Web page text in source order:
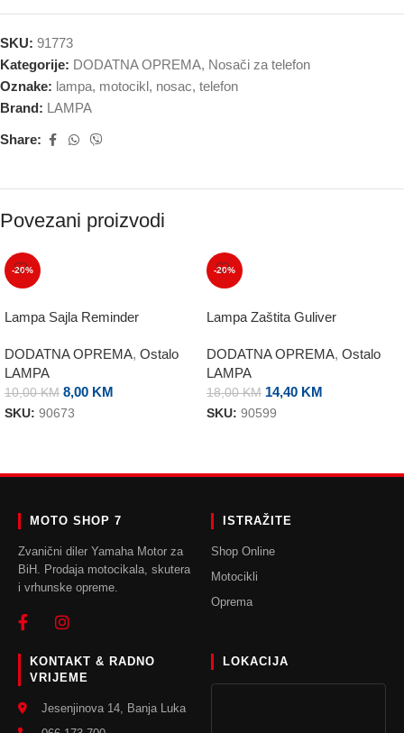
SKU: 91773
Kategorije: DODATNA OPREMA, Nosači za telefon
Oznake: lampa, motocikl, nosac, telefon
Brand: LAMPA
Share:
Povezani proizvodi
-20%
Lampa Sajla Reminder
DODATNA OPREMA, Ostalo
LAMPA
10,00KM 8,00 KM
SKU: 90673
-20%
Lampa Zaštita Guliver
DODATNA OPREMA, Ostalo
LAMPA
18,00KM 14,40 KM
SKU: 90599
MOTO SHOP 7
Zvanični diler Yamaha Motor za
BiH. Prodaja motocikala, skutera
i vrhunske opreme.
ISTRAŽITE
Shop Online
Motocikli
Oprema
KONTAKT & RADNO
VRIJEME
Jesenjinova 14, Banja Luka
LOKACIJA